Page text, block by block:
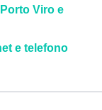
Viro e
e telefono